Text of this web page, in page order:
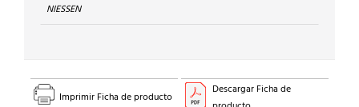
NIESSEN
Imprimir Ficha de producto
Descargar Ficha de